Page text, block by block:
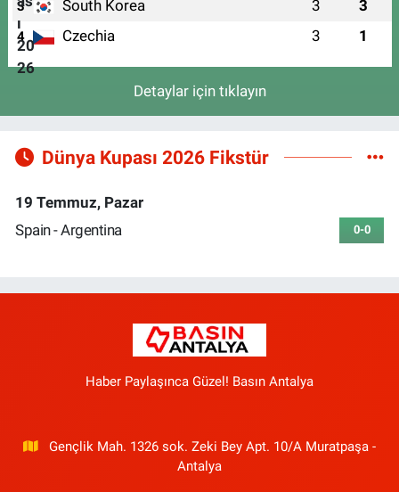
3 South Korea 3 3
4 Czechia 3 1
Detaylar için tıklayın
Dünya Kupası 2026 Fikstür
19 Temmuz, Pazar
Spain - Argentina
0-0
Haber Paylaşınca Güzel! Basın Antalya
Gençlik Mah. 1326 sok. Zeki Bey Apt. 10/A Muratpaşa -
Antalya